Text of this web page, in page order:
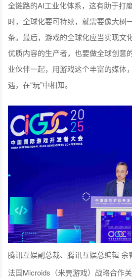
全链路的AI工业化体系，这有助于打
时，全球化要可持续，就需要像大树
条。最后，游戏的全球化应当实现文
优质内容的生产者，也要做全球创意
业伙伴一起，用游戏这个丰富的媒体
遇，在“玩”中相知。
腾讯互娱副总裁、腾讯互娱总编辑 余
法国Microids（米壳游戏）战略合作